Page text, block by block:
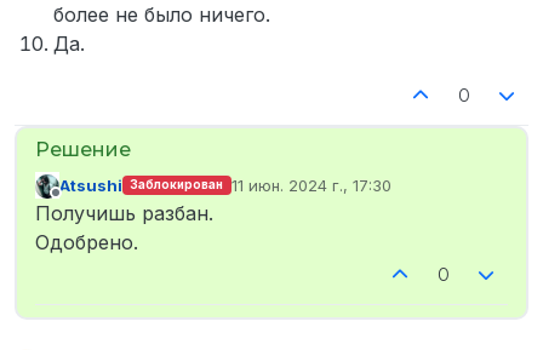
более не было ничего.
Да.
0
Не в сети
Atsushi Заблокирован 11 июн. 2024 г., 17:30
отредактировано
Получишь разбан.
Одобрено.
0